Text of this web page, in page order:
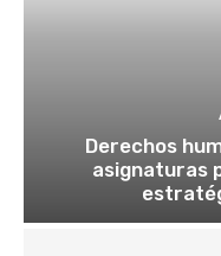
Derechos
asignaturas